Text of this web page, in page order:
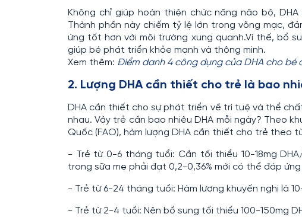
Không chỉ giúp hoàn thiện chức năng não bộ,
Thành phần này chiếm tỷ lệ lớn trong võng mạc,
ứng tốt hơn với môi trường xung quanh.Vì thế, bổ
giúp bé phát triển khỏe mạnh và thông minh.
Xem thêm: Điểm danh 4 công dụng của DHA cho bé
2. Lượng DHA cần thiết cho trẻ là bao
DHA cần thiết cho sự phát triển về trí tuệ và thể
nhau. Vậy trẻ cần bao nhiêu DHA mỗi ngày? Theo
Quốc (FAO), hàm lượng DHA cần thiết cho trẻ theo
- Trẻ từ 0-6 tháng tuổi: Cần tối thiểu 10-18mg
trong sữa mẹ phải đạt 0,2-0,36% mới có thể đáp
- Trẻ từ 6-24 tháng tuổi: Hàm lượng khuyến nghị là
- Trẻ từ 2-4 tuổi: Nên bổ sung tối thiểu 100-150mg